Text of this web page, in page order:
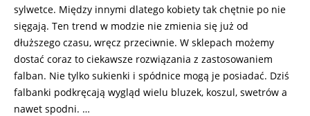
sylwetce. Między innymi dlatego kobiety tak chętnie po nie
sięgają. Ten trend w modzie nie zmienia się już od
dłuższego czasu, wręcz przeciwnie. W sklepach możemy
dostać coraz to ciekawsze rozwiązania z zastosowaniem
falban. Nie tylko sukienki i spódnice mogą je posiadać. Dziś
falbanki podkręcają wygląd wielu bluzek, koszul, swetrów a
nawet spodni. …